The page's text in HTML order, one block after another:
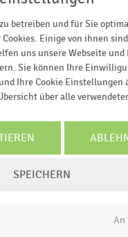
2019
2019/20202020/20212021/20222022/2023
2023/
Daten und Kennzahlen
Statistiken
als Excel, PNG, PDF
mehr!
JETZT INFORMIEREN
betreiben und für Sie
Einige von ihnen sind
uns unsere Webseite und
Sie können Ihre
Ihre Cookie Einstellungen
über alle
SPEICHERN